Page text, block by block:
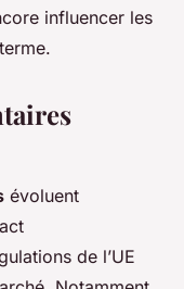
influencer les
évoluent
de l’UE